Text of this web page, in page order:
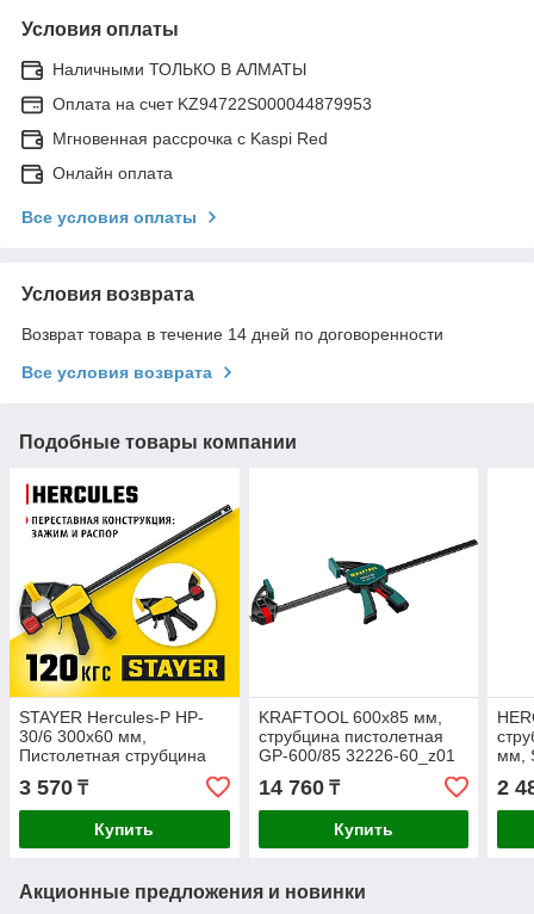
Условия оплаты
Наличными ТОЛЬКО В АЛМАТЫ
Оплата на счет KZ94722S000044879953
Мгновенная рассрочка с Kaspi Red
Онлайн оплата
Все условия оплаты
Условия возврата
Возврат товара в течение 14 дней по договоренности
Все условия возврата
Подобные товары компании
STAYER Hercules-P HP-
30/6 300х60 мм,
Пистолетная струбцина
(32242-30_z01)
3 570 ₸
Купить
KRAFTOOL 600х85 мм,
струбцина пистолетная
GP-600/85 32226-60_z01
14 760₸
Купить
мм,
2
Акционные предложения и новинки